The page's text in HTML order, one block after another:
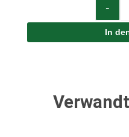
-
In